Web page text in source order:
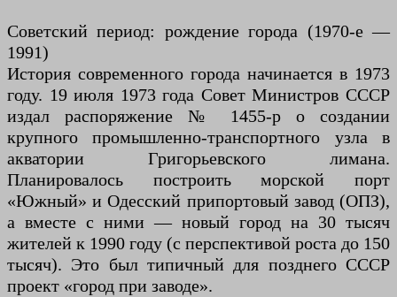
Советский период: рождение города (1970-е —
1991)
История современного города начинается в 1973
году. 19 июля 1973 года Совет Министров СССР
издал распоряжение № 1455-р о создании
крупного промышленно-транспортного узла в
акватории Григорьевского лимана.
Планировалось построить морской порт
«Южный» и Одесский припортовый завод (ОПЗ),
а вместе с ними — новый город на 30 тысяч
жителей к 1990 году (с перспективой роста до 150
тысяч). Это был типичный для позднего СССР
проект «город при заводе».